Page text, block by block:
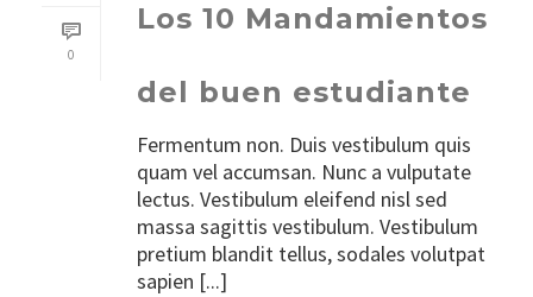
0
Los 10 Mandamientos
del buen estudiante
Fermentum non. Duis vestibulum quis
quam vel accumsan. Nunc a vulputate
lectus. Vestibulum eleifend nisl sed
massa sagittis vestibulum. Vestibulum
pretium blandit tellus, sodales volutpat
sapien [...]